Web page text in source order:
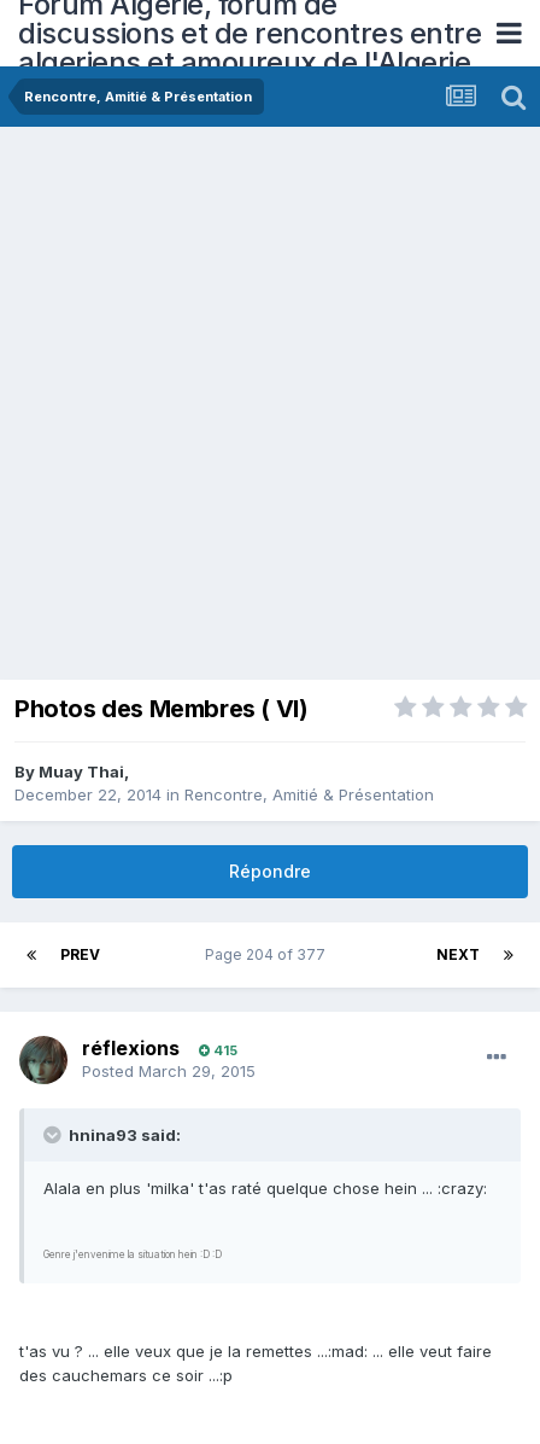
discussions et de rencontres entre
algeriens et amoureux de l'Algerie
Rencontre, Amitié & Présentation
Photos des Membres ( VI)
By Muay Thai,
December 22, 2014 in Rencontre, Amitié & Présentation
Répondre
PREV NEXT
Page 204 of 377
réflexions 415
Posted March 29, 2015
hnina93 said:
Alala en plus 'milka' t'as raté quelque chose hein ... :crazy:
Genre j'envenime la situation hein :D :D
t'as vu ? ... elle veux que je la remettes ...:mad: ... elle veut faire
des cauchemars ce soir ...:p